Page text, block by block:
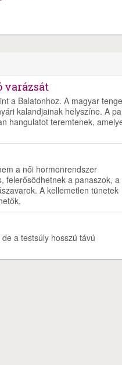
varázsát
a Balatonhoz. A magyar
kalandjainak helyszíne. A
hangulatot teremtenek,
a női hormonrendszer
felerősödhetnek a panaszok, a
A kellemetlen tünetek
a testsúly hosszú távú